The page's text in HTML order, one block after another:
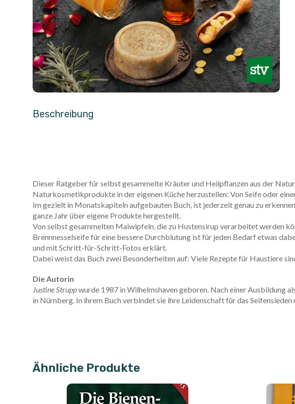
Beschreibung
Dieser Ratgeber für selbst gesammelte Kräuter und Heilpflanzen aus der
Naturkosmetikprodukte in der eigenen Küche herzustellen: Von Seife oder
Im gezielt in Monatskapiteln aufgebauten Buch, ist jederzeit genau zu
ganze Jahr über eigene Produkte hergestellt.
Von selbst gesammelten Maiwipfeln, die zu Hustensirup verarbeitet werden
Brennnesselseife für eine bessere Durchblutung ist für jeden Bedarf etwas
und mit Schritt-für-Schritt-Fotos erklärt.
Dabei weist das Buch zwei Besonderheiten auf: Viele Rezepte für Haustiere
Die Autorin
Justine Struppwurde 1987 in Wilhelmshaven geboren. Nach einer Ausbildung
in Nürnberg. In ihrem Buch verbindet sie ihre Leidenschaft für das
Ähnliche Produkte